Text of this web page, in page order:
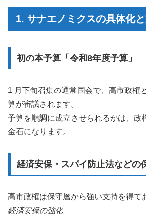
1. サナエノミクスの具体化
初の本予算「令和8年度予算」
1 月下旬召集の通常国会で、高市政権
算が審議されます。
予算を順調に成立させられるかは、政
金石になります。
経済安保・スパイ防止法などの
高市政権は保守層から強い支持を得て
経済安保の強化